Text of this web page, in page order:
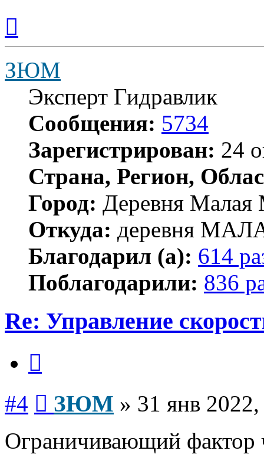
началу
ЗЮМ
Эксперт Гидравлик
Сообщения: 5734
Зарегистрирован: 24
Страна, Регион,
Город: Деревня Малая
Откуда: деревня
Благодарил (а): 614
Поблагодарили: 836
Re: Управление
#4 ЗЮМ » 31 янв
Ограничивающий фактор